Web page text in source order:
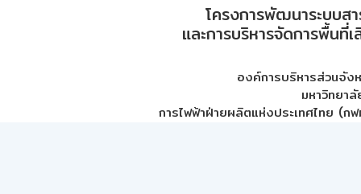
โครงการพัฒนาระบบส
และการบริหารจัดการพื้นที่
องค์การบริหารส่วนจัง
มหาวิทยา
การไฟฟ้าฝ่ายผลิตแห่งประเทศไทย (กฟ